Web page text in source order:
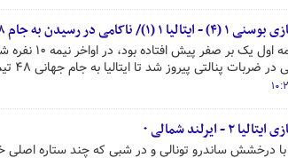
در رسیدن به جام ۴۸ تیمه!
ایتالیا که
پنالتی پیروز شد تا ایتالیا به جام جهانی ۴۸ تیمه هم نرسد.
ایرلند شمالی ۰